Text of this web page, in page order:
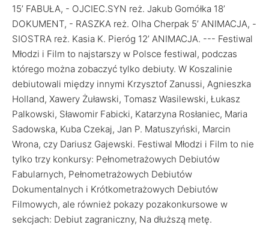
15’ FABUŁA, - OJCIEC.SYN reż. Jakub Gomółka 18’
DOKUMENT, - RASZKA reż. Olha Cherpak 5’ ANIMACJA, -
SIOSTRA reż. Kasia K. Pieróg 12’ ANIMACJA. --- Festiwal
Młodzi i Film to najstarszy w Polsce festiwal, podczas
którego można zobaczyć tylko debiuty. W Koszalinie
debiutowali między innymi Krzysztof Zanussi, Agnieszka
Holland, Xawery Żuławski, Tomasz Wasilewski, Łukasz
Palkowski, Sławomir Fabicki, Katarzyna Rosłaniec, Maria
Sadowska, Kuba Czekaj, Jan P. Matuszyński, Marcin
Wrona, czy Dariusz Gajewski. Festiwal Młodzi i Film to nie
tylko trzy konkursy: Pełnometrażowych Debiutów
Fabularnych, Pełnometrażowych Debiutów
Dokumentalnych i Krótkometrażowych Debiutów
Filmowych, ale również pokazy pozakonkursowe w
sekcjach: Debiut zagraniczny, Na dłuższą metę.